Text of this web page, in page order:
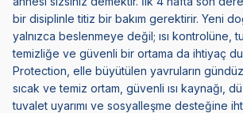
bir disiplinle titiz bir bakım gerektirir. Yeni
yalnızca beslenmeye değil; ısı kontrolüne,
temizliğe ve güvenli bir ortama da ihtiyaç
Protection, elle büyütülen yavruların
sıcak ve temiz ortam, güvenli ısı kaynağı,
tuvalet uyarımı ve sosyalleşme desteğine